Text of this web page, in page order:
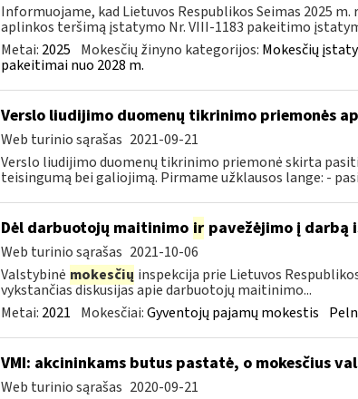
Informuojame, kad Lietuvos Respublikos Seimas 2025
aplinkos teršimą įstatymo Nr. VIII-1183 pakeitimo
Metai: 2025 Mokesčių žinyno kategorijos: Mokesčių
pakeitimai nuo 2028 m.
Verslo liudijimo duomenų tikrinimo priemonės
Web turinio sąrašas 2021-09-21
Verslo liudijimo duomenų tikrinimo priemonė skirta
teisingumą bei galiojimą. Pirmame užklausos lange: -
Dėl darbuotojų maitinimo irpavežėjimo į darbą
Web turinio sąrašas 2021-10-06
Valstybinė mokesčių inspekcija prie Lietuvos
vykstančias diskusijas apie darbuotojų maitinimo...
Metai: 2021 Mokesčiai:Gyventojų pajamų mokestis
VMI: akcininkams butus pastatė, o mokesčius
Web turinio sąrašas 2020-09-21